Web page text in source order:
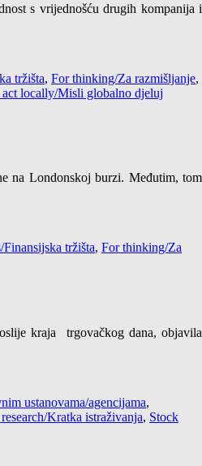
s vrijednošću drugih kompanija i
tržišta, For thinking/Za razmišljanje,
locally/Misli globalno djeluj
na Londonskoj burzi. Međutim, tom
tržišta, For thinking/Za
kraja trgovačkog dana, objavila
ustanovama/agencijama,
Kratka istraživanja, Stock